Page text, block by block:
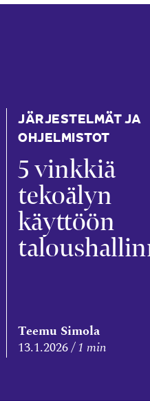
Vapaasti luettavissa
JÄRJESTELMÄT JA
OHJELMISTOT
5 vinkkiä
tekoälyn
käyttöön
Teemu Simola
13.1.2026 1 min